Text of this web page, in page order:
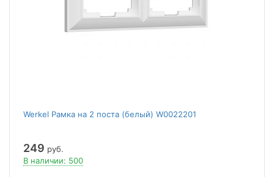
Werkel Рамка на 2 поста (белый) W0022201
249 руб.
В наличии: 500